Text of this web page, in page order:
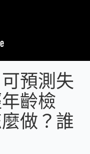
可預測失
齡檢
做？誰